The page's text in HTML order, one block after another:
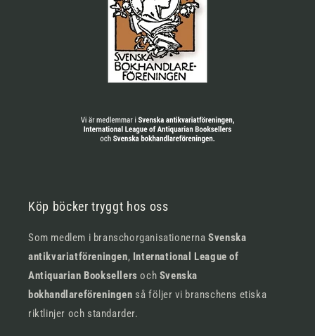
Köp böcker tryggt hos oss
Som medlem i branschorganisationernaSvenska
antikvariatföreningen, International League of
Antiquarian Booksellersoch Svenska
bokhandlareföreningen så följer vi branschens etiska
riktlinjer och standarder.